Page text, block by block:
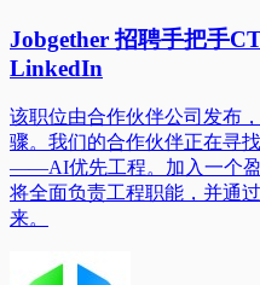
Jobgether 招聘手把手
LinkedIn
该职位由合作伙伴公司发布
骤。我们的合作伙伴正在寻
——AI优先工程。加入一个盈
将全面负责工程职能，并通
来。